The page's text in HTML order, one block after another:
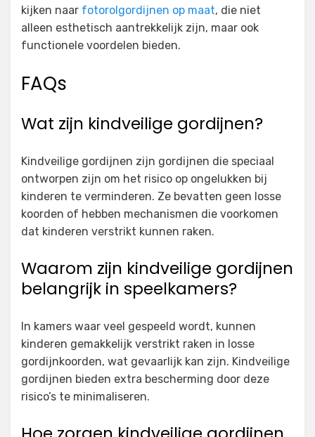
kijken naar fotorolgordijnen op maat, die niet
alleen esthetisch aantrekkelijk zijn, maar ook
functionele voordelen bieden.
FAQs
Wat zijn kindveilige gordijnen?
Kindveilige gordijnen zijn gordijnen die speciaal
ontworpen zijn om het risico op ongelukken bij
kinderen te verminderen. Ze bevatten geen losse
koorden of hebben mechanismen die voorkomen
dat kinderen verstrikt kunnen raken.
Waarom zijn kindveilige gordijnen
belangrijk in speelkamers?
In kamers waar veel gespeeld wordt, kunnen
kinderen gemakkelijk verstrikt raken in losse
gordijnkoorden, wat gevaarlijk kan zijn. Kindveilige
gordijnen bieden extra bescherming door deze
risico’s te minimaliseren.